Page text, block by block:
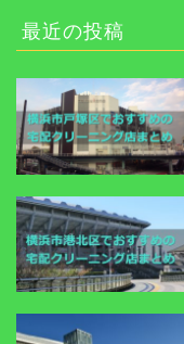
最近の投稿